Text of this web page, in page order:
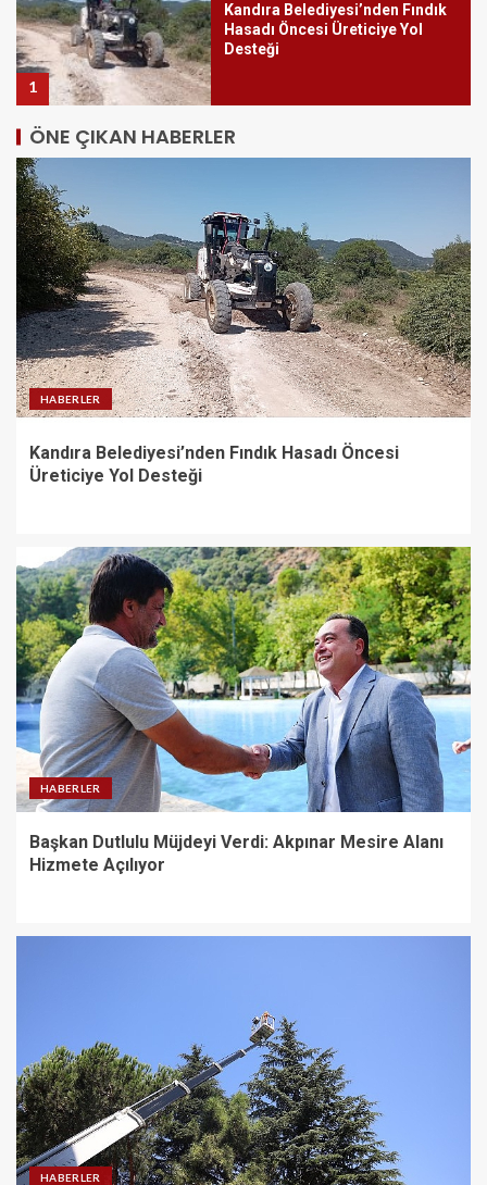
1
Kandıra Belediyesi’nden Fındık
Hasadı Öncesi Üreticiye Yol
Desteği
2
Başkan Dutlulu Müjdeyi Verdi:
3
Osmangazi’de Yeşil Alanlar
Titizlikle Korunuyor
5
Kemer Belediyesi Ağustos ayı
meclis toplantısı yapıldı
1
Kandıra Belediyesi’nden Fındık
Hasadı Öncesi Üreticiye Yol
Desteği
3
Osmangazi’de Yeşil Alanlar
Titizlikle Korunuyor
ÖNE ÇIKAN HABERLER
HABERLER
Kandıra Belediyesi’nden Fındık Hasadı Öncesi
Üreticiye Yol Desteği
HABERLER
Başkan Dutlulu Müjdeyi Verdi: Akpınar Mesire Alanı
Hizmete Açılıyor
HABERLER